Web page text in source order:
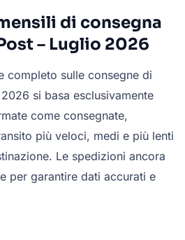
di consegna
– Luglio 2026
completo sulle consegne di
si basa esclusivamente
come consegnate,
più veloci, medi e più lenti
Le spedizioni ancora
per garantire dati accurati e